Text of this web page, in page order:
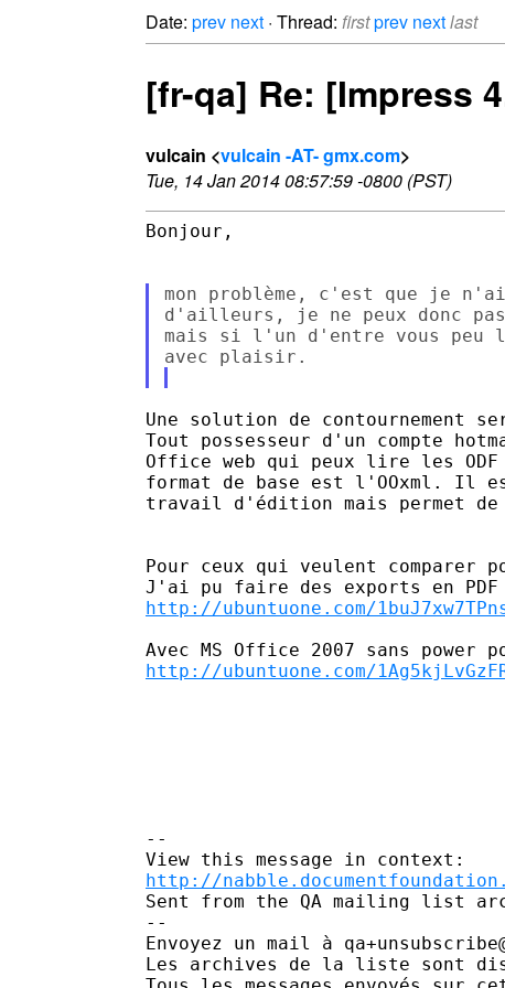
Date: prev next · Thread: firstprev nextlast
[fr-qa] Re: [Impress
vulcain <vulcain -AT- gmx.com>
Tue, 14 Jan 2014 08:57:59 -0800 (PST)
Bonjour,
mon problème, c'est que je
d'ailleurs, je ne peux donc pas
mais si l'un d'entre vous
Une solution de
Tout possesseur d'un compte
Office web qui peux lire les
format de base est l'OOxml. Il
travail d'édition mais permet
Pour ceux qui veulent comparer
http://ubuntuone.com/
http://ubuntuone.com/
--
http://
Sent from the QA mailing list
--
Envoyez un mail à
Les archives de la liste sont